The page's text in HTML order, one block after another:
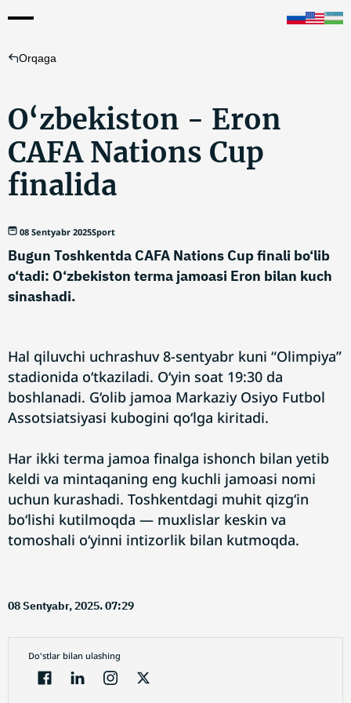
Orqaga
O‘zbekiston - Eron
CAFA Nations Cup
finalida
08 Sentyabr 2025Sport
Bugun Toshkentda CAFA Nations Cup finali bo‘lib
o‘tadi: O‘zbekiston terma jamoasi Eron bilan kuch
sinashadi.
Hal qiluvchi uchrashuv 8-sentyabr kuni “Olimpiya”
stadionida o‘tkaziladi. O‘yin soat 19:30 da
boshlanadi. G‘olib jamoa Markaziy Osiyo Futbol
Assotsiatsiyasi kubogini qo‘lga kiritadi.
Har ikki terma jamoa finalga ishonch bilan yetib
keldi va mintaqaning eng kuchli jamoasi nomi
uchun kurashadi. Toshkentdagi muhit qizg‘in
bo‘lishi kutilmoqda — muxlislar keskin va
tomoshali o‘yinni intizorlik bilan kutmoqda.
08 Sentyabr, 2025. 07:29
Do'stlar bilan ulashing